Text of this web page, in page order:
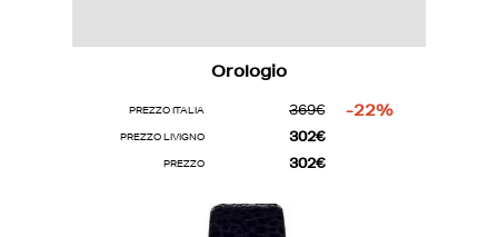
Orologio
PREZZO ITALIA 369€ -22%
PREZZO LIVIGNO 302€
PREZZO 302€